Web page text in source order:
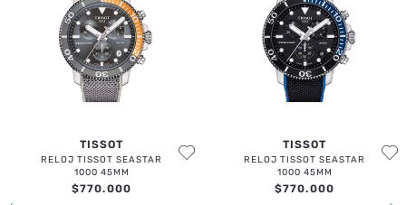
TISSOT
RELOJ TISSOT SEASTAR
1000 45MM
$770.000
TISSOT
RELOJ TISSOT SEASTAR
1000 45MM
$770.000